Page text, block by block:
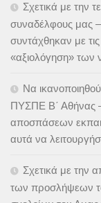
Σχετικά με την
συναδέλφους μας
συντάχθηκαν με
«αξιολόγηση» των
Να
ΠΥΣΠΕ Β΄ Αθήνας –
αποσπάσεων
αυτά να
Σχετικά με την
των προσλήψεων